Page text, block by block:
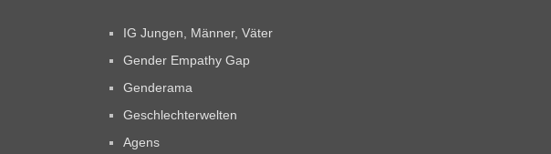
IG Jungen, Männer, Väter
Gender Empathy Gap
Genderama
Geschlechterwelten
Agens